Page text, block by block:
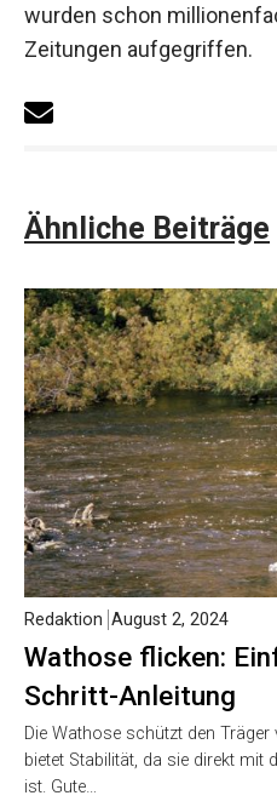
wurden schon
Zeitungen aufgegriffen.
Ähnliche Beiträge
Wathose flicken:
Schritt-Anleitung
Redaktion August 2, 2024
Die Wathose schützt den
bietet Stabilität, da sie direkt mit
ist. Gute…